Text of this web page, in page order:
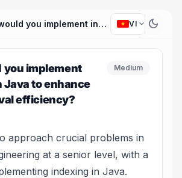
How would you implement indexing in Java to enhance data retrieval efficiency? VI expand_more dark_mode
you implement
Java to enhance
efficiency?
Medium
approach crucial problems in
at a senior level, with a
indexing in Java.